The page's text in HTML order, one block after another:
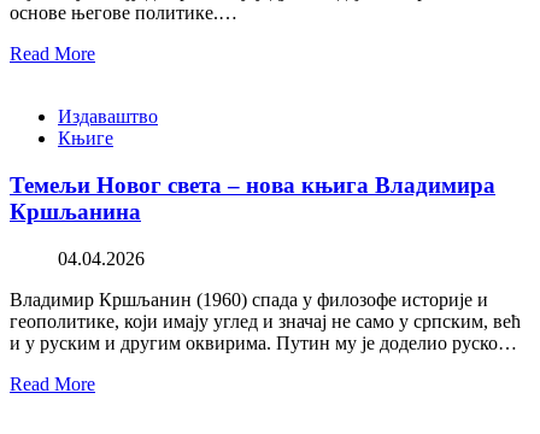
основе његове политике.…
Read More
Издаваштво
Књиге
Темељи Новог света – нова књига Владимира
Кршљанина
04.04.2026
Владимир Кршљанин (1960) спада у филозофе историје и
геополитике, који имају углед и значај не само у српским, већ
и у руским и другим оквирима. Путин му је доделио руско…
Read More